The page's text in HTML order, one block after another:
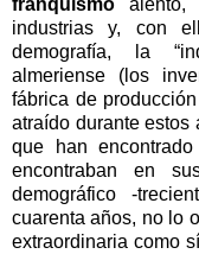
franquismo alentó,
industrias y, con
demografía, la
almeriense (los
fábrica de
atraído durante estos
que han
encontraban en
demográfico -
cuarenta años, no lo
extraordinaria como